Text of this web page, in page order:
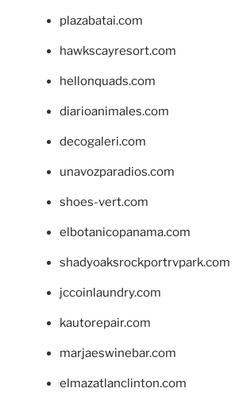
plazabatai.com
hawkscayresort.com
hellonquads.com
diarioanimales.com
decogaleri.com
unavozparadios.com
shoes-vert.com
elbotanicopanama.com
shadyoaksrockportrvpark.com
jccoinlaundry.com
kautorepair.com
marjaeswinebar.com
elmazatlanclinton.com